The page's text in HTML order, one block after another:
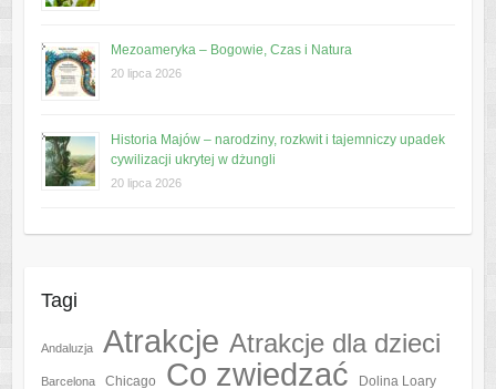
Mezoameryka – Bogowie, Czas i Natura
20 lipca 2026
Historia Majów – narodziny, rozkwit i tajemniczy upadek
cywilizacji ukrytej w dżungli
20 lipca 2026
Tagi
Andaluzja Atrakcje Atrakcje dla dzieci
Barcelona Chicago Co zwiedzać Dolina Loary